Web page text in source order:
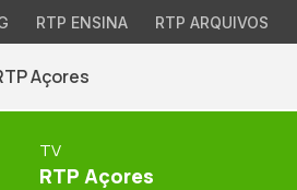
RTP ENSINA RTP ARQUIVOS
Açores
TV
RTP Açores